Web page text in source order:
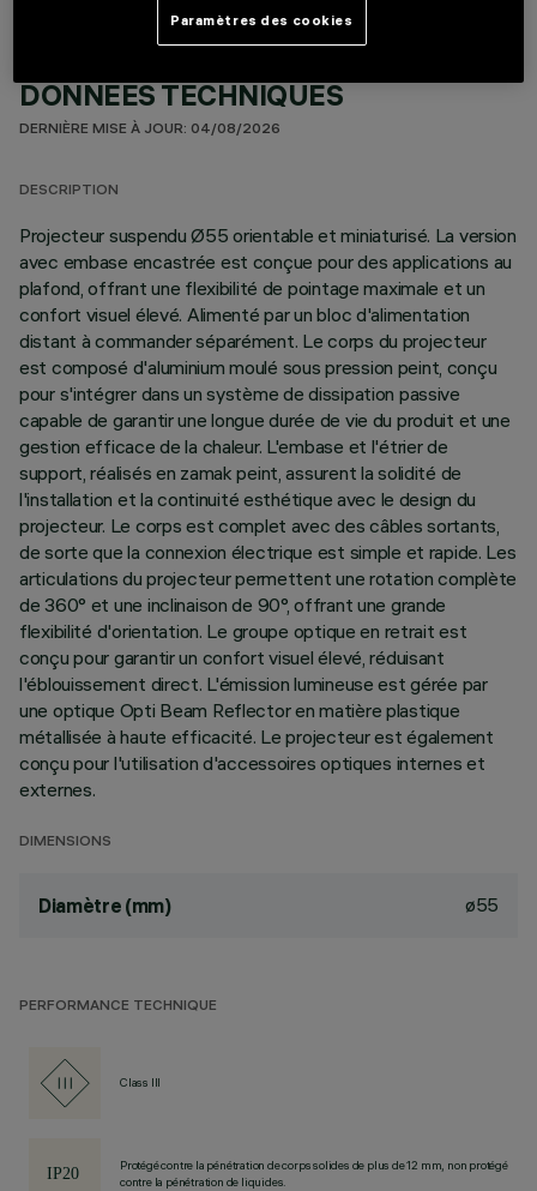
DONNÉES TECHNIQUES
DERNIÈRE MISE À JOUR: 04/08/2026
DESCRIPTION
Projecteur suspendu Ø55 orientable et miniaturisé. La version
avec embase encastrée est conçue pour des applications au
plafond, offrant une flexibilité de pointage maximale et un
confort visuel élevé. Alimenté par un bloc d'alimentation
distant à commander séparément. Le corps du projecteur
est composé d'aluminium moulé sous pression peint, conçu
pour s'intégrer dans un système de dissipation passive
capable de garantir une longue durée de vie du produit et une
gestion efficace de la chaleur. L'embase et l'étrier de
support, réalisés en zamak peint, assurent la solidité de
l'installation et la continuité esthétique avec le design du
projecteur. Le corps est complet avec des câbles sortants,
de sorte que la connexion électrique est simple et rapide. Les
articulations du projecteur permettent une rotation complète
de 360° et une inclinaison de 90°, offrant une grande
flexibilité d'orientation. Le groupe optique en retrait est
conçu pour garantir un confort visuel élevé, réduisant
l'éblouissement direct. L'émission lumineuse est gérée par
une optique Opti Beam Reflector en matière plastique
métallisée à haute efficacité. Le projecteur est également
conçu pour l'utilisation d'accessoires optiques internes et
externes.
DIMENSIONS
Diamètre (mm) ø55
PERFORMANCE TECHNIQUE
Class III
Protégé contre la pénétration de corps solides de plus de 12 mm, non protégé
contre la pénétration de liquides.
Paramètres des cookies